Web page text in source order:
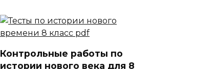
Контрольные работы по
истории нового века для 8